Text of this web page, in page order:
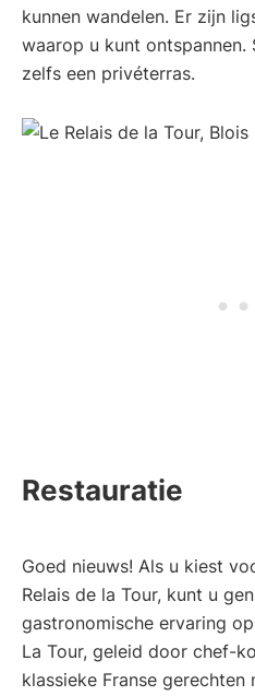
kunnen wandelen. Er zijn
waarop u kunt ontspannen.
zelfs een privéterras.
Restauratie
Goed nieuws! Als u kiest
Relais de la Tour, kunt u
gastronomische ervaring
La Tour, geleid door chef-
klassieke Franse